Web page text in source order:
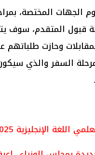
الجهات المختصة،
قبول المتقدم، سوف
وحازت
مرحلة السفر والذي
2025.. اعرف الشروط والمستندات المطلوبة